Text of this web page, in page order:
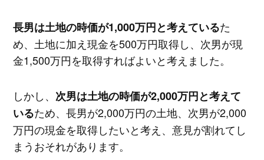
長男は土地の時価が1,000万円と考えているた
め、土地に加え現金を500万円取得し、次男が現
金1,500万円を取得すればよいと考えました。
しかし、 次男は土地の時価が2,000万円と考えて
いるため、長男が2,000万円の土地、次男が2,000
万円の現金を取得したいと考え、意見が割れてし
まうおそれがあります。